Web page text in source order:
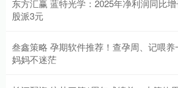
东方汇赢 蓝特光学：2025年净利润同比
股派3元
叁鑫策略 孕期软件推荐！查孕周、记喂
妈妈不迷茫